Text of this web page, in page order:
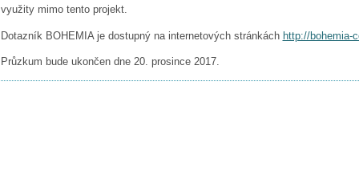
využity mimo tento projekt.
Dotazník BOHEMIA je dostupný na internetových stránkách http://bohemia-
Průzkum bude ukončen dne 20. prosince 2017.